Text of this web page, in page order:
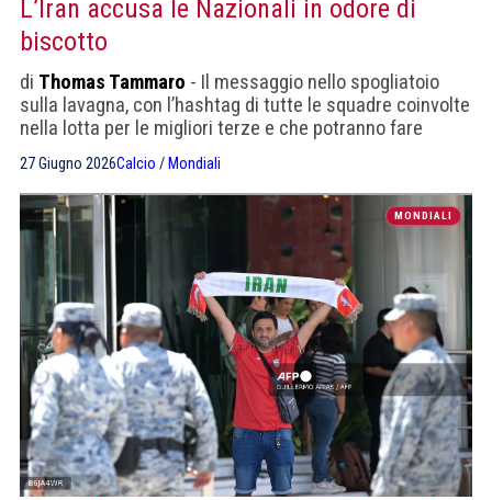
L’Iran accusa le Nazionali in odore di
biscotto
di Thomas Tammaro - Il messaggio nello spogliatoio
sulla lavagna, con l’hashtag di tutte le squadre coinvolte
nella lotta per le migliori terze e che potranno fare
Croazia
27 Giugno 2026Calcio / Mondiali
MONDIALI